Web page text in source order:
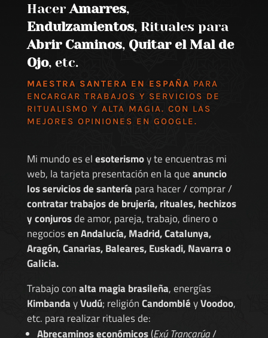
Hacer Amarres,
Endulzamientos, Rituales para
Abrir Caminos, Quitar el Mal de
Ojo, etc.
MAESTRA SANTERA EN ESPAÑA PARA
ENCARGAR TRABAJOS Y SERVICIOS DE
RITUALISMO Y ALTA MAGIA. CON LAS
MEJORES OPINIONES EN GOOGLE.
Mi mundo es elesoterismoy te encuentras mi
web, la tarjeta presentación en la queanuncio
los servicios de santería para hacer / comprar /
contratar trabajos de brujería, rituales, hechizos
y conjurosde amor, pareja, trabajo, dinero o
negociosen Andalucía, Madrid, Catalunya,
Aragón, Canarias, Baleares, Euskadi, Navarra o
Galicia.
Trabajo conalta magia brasileña, energías
KimbandayVudú; religiónCandombléyVoodoo,
etc. para realizar rituales de:
Abrecaminos económicos(Exú Trancarúa/